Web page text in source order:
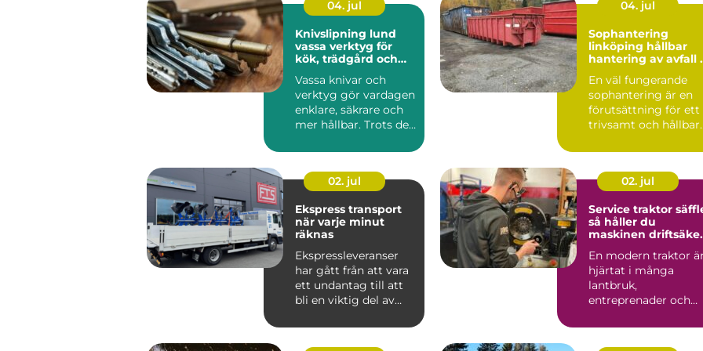
04. jul
Knivslipning lund
vassa verktyg för
kök, trädgård och
Vassa knivar och
verktyg gör vardagen
enklare, säkrare och
mer hållbar. Trots det
med...
04. jul
Sophantering
linköping hållbar
hantering av avfall i
En väl fungerande
sophantering är en
förutsättning för ett
trivsamt och hållbart
02. jul
Ekspress transport
när varje minut
räknas
Ekspressleveranser
har gått från att vara
ett undantag till att
bli en viktig del av
02. jul
Service traktor
så håller du
maskinen
En modern traktor är
hjärtat i många
lantbruk,
entreprenader och
Säffle. När m...